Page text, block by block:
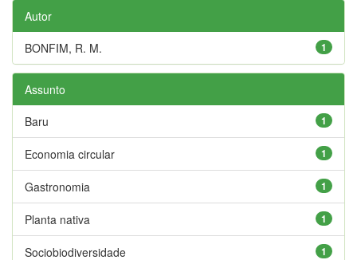
Autor
1
BONFIM, R. M.
Assunto
1
Baru
1
Economia circular
1
Gastronomia
1
Planta nativa
1
Sociobiodiversidade